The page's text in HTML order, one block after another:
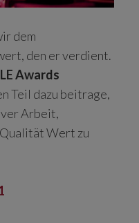
dem
den er verdient.
Awards
Teil dazu beitrage,
Arbeit,
Wert zu